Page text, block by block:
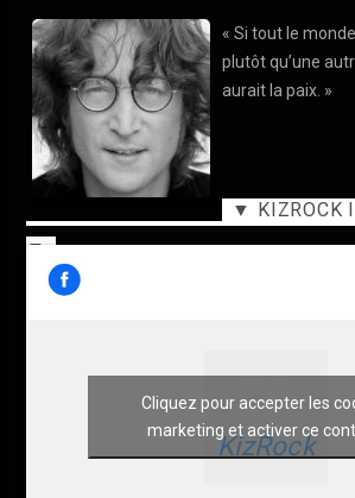
« Si tout le
plutôt qu’une
aurait la paix. »
▼ KIZROCK
▼
KizRock
Cliquez pour accepter les
marketing et activer ce